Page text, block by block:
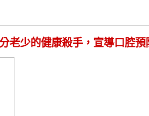
老少的健康殺手，宣導口腔預